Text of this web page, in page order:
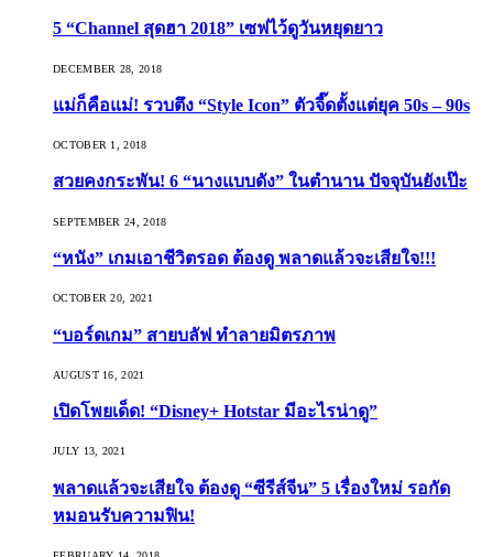
5 “Channel สุดฮา 2018” เซฟไว้ดูวันหยุดยาว
DECEMBER 28, 2018
แม่ก็คือแม่! รวบตึง “Style Icon” ตัวจี๊ดตั้งแต่ยุค 50s – 90s
OCTOBER 1, 2018
สวยคงกระพัน! 6 “นางแบบดัง” ในตำนาน ปัจจุบันยังเป๊ะ
SEPTEMBER 24, 2018
“หนัง” เกมเอาชีวิตรอด ต้องดู พลาดแล้วจะเสียใจ!!!
OCTOBER 20, 2021
“บอร์ดเกม” สายบลัฟ ทำลายมิตรภาพ
AUGUST 16, 2021
เปิดโพยเด็ด! “Disney+ Hotstar มีอะไรน่าดู”
JULY 13, 2021
พลาดแล้วจะเสียใจ ต้องดู “ซีรีส์จีน” 5 เรื่องใหม่ รอกัด
หมอนรับความฟิน!